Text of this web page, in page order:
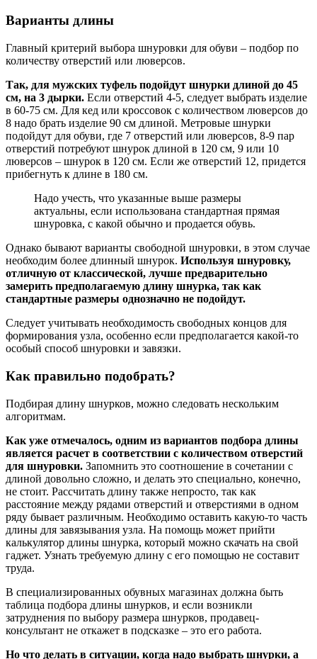
Варианты длины
Главный критерий выбора шнуровки для обуви – подбор по
количеству отверстий или люверсов.
Так, для мужских туфель подойдут шнурки длиной до 45
см, на 3 дырки. Если отверстий 4-5, следует выбрать изделие
в 60-75 см. Для кед или кроссовок с количеством люверсов до
8 надо брать изделие 90 см длиной. Метровые шнурки
подойдут для обуви, где 7 отверстий или люверсов, 8-9 пар
отверстий потребуют шнурок длиной в 120 см, 9 или 10
люверсов – шнурок в 120 см. Если же отверстий 12, придется
прибегнуть к длине в 180 см.
Надо учесть, что указанные выше размеры
актуальны, если использована стандартная прямая
шнуровка, с какой обычно и продается обувь.
Однако бывают варианты свободной шнуровки, в этом случае
необходим более длинный шнурок. Используя шнуровку,
отличную от классической, лучше предварительно
замерить предполагаемую длину шнурка, так как
стандартные размеры однозначно не подойдут.
Следует учитывать необходимость свободных концов для
формирования узла, особенно если предполагается какой-то
особый способ шнуровки и завязки.
Как правильно подобрать?
Подбирая длину шнурков, можно следовать нескольким
алгоритмам.
Как уже отмечалось, одним из вариантов подбора длины
является расчет в соответствии с количеством отверстий
для шнуровки. Запомнить это соотношение в сочетании с
длиной довольно сложно, и делать это специально, конечно,
не стоит. Рассчитать длину также непросто, так как
расстояние между рядами отверстий и отверстиями в одном
ряду бывает различным. Необходимо оставить какую-то часть
длины для завязывания узла. На помощь может прийти
калькулятор длины шнурка, который можно скачать на свой
гаджет. Узнать требуемую длину с его помощью не составит
труда.
В специализированных обувных магазинах должна быть
таблица подбора длины шнурков, и если возникли
затруднения по выбору размера шнурков, продавец-
консультант не откажет в подсказке – это его работа.
Но что делать в ситуации, когда надо выбрать шнурки, а